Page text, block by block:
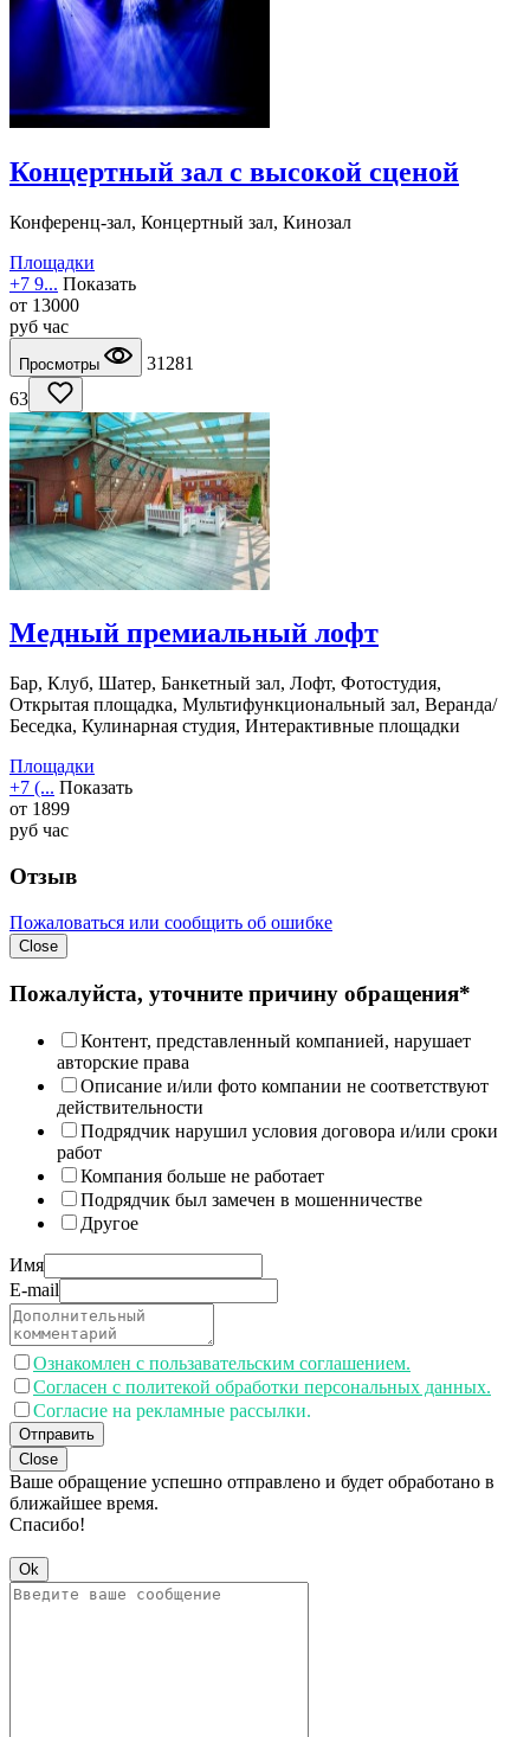
Концертный зал с высокой сценой
Конференц-зал, Концертный зал, Кинозал
Площадки
+7 9... Показать
от 13000
руб час
Просмотры
31281
63
Медный премиальный лофт
Бар, Клуб, Шатер, Банкетный зал, Лофт, Фотостудия,
Открытая площадка, Мультифункциональный зал, Веранда/
Беседка, Кулинарная студия, Интерактивные площадки
Площадки
+7 (... Показать
от 1899
руб час
Отзыв
Пожаловаться или сообщить об ошибке
Close
Пожалуйста, уточните причину обращения*
Контент, представленный компанией, нарушает
авторские права
Описание и/или фото компании не соответствуют
действительности
Подрядчик нарушил условия договора и/или сроки
работ
Компания больше не работает
Подрядчик был замечен в мошенничестве
Другое
Имя
E-mail
Ознакомлен с пользавательским соглашением.
Согласен с политекой обработки персональных данных.
Согласие на рекламные рассылки.
Отправить
Close
Ваше обращение успешно отправлено и будет обработано в
ближайшее время.
Спасибо!
Ok